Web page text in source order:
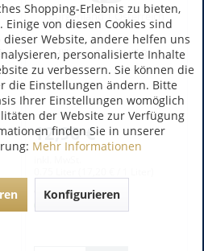
Burgenland | Österreich
Hillinger Small Hill Red
12,90 €
Art.-Nr.:
4129
Verfügbar
Shopping-Erlebnis zu bieten,
von diesen Cookies sind
Website, andere helfen uns
personalisierte Inhalte
zu verbessern. Sie können die
die Einstellungen ändern. Bitte
Ihrer Einstellungen womöglich
der Website zur Verfügung
finden Sie in unserer
Mehr Informationen
Konfigurieren